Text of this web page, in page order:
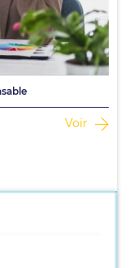
Voir